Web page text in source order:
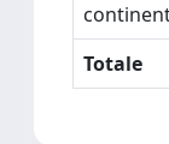
Totale